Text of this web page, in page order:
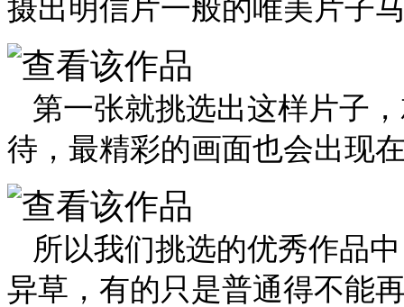
摄出明信片一般的唯美片子
第一张就挑选出这样片子
待，最精彩的画面也会出现
所以我们挑选的优秀作品
异草，有的只是普通得不能